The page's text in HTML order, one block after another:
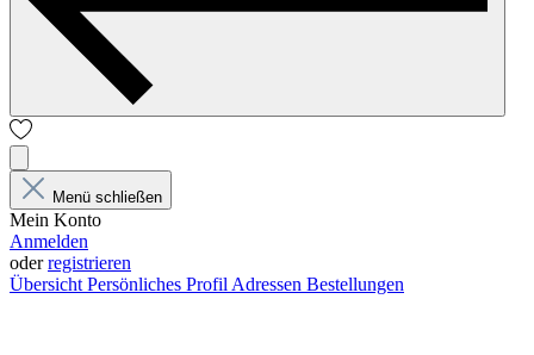
Menü schließen
Mein Konto
Anmelden
oderregistrieren
Übersicht Persönliches Profil Adressen Bestellungen